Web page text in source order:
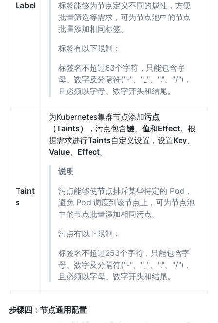
Label
标签能够为节点定义不同的属性，方便
批量筛选等需求，可为节点池中的节点
批量添加相同标签。
标签有以下限制：
标签名不超过63个字符，只能包含字
母、数字及分隔符("-"、"_"、"."、"/")，
且必须以字母、数字开头和结尾。
Taint
s
为Kubernetes集群节点添加污点
（Taints）
，污点包含键、 值和Effect。根
据需求进行Taints自定义设置，设置Key、
Value、 Effect。
说明
污点能够使节点排斥某些特定的 Pod，
避免 Pod 调度到该节点上，可为节点池
中的节点批量添加相同污点。
污点有以下限制：
标签名不超过253个字符，只能包含字
母、数字及分隔符("-"、"_"、"."、"/")，
且必须以字母、数字开头和结尾。
步骤四：节点通用配置